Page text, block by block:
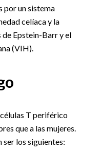
por un sistema
celíaca y la
Epstein-Barr y el
(VIH).
T periférico
que a las mujeres.
los siguientes: